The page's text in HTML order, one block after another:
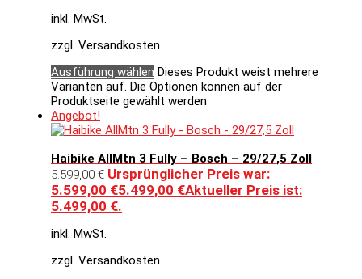
inkl. MwSt.
zzgl. Versandkosten
Ausführung wählen Dieses Produkt weist mehrere
Varianten auf. Die Optionen können auf der
Produktseite gewählt werden
Angebot!
Haibike AllMtn 3 Fully – Bosch – 29/27,5 Zoll
5.599,00€ Ursprünglicher Preis war:
5.599,00 €5.499,00 €Aktueller Preis ist:
5.499,00 €.
inkl. MwSt.
zzgl. Versandkosten